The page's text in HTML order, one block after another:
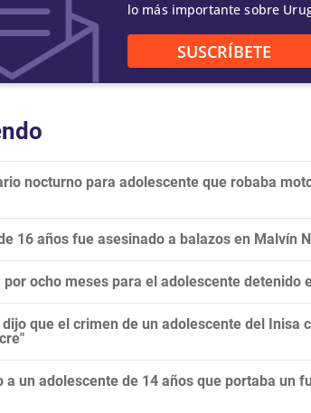
lo más importante sobre
SUSCRÍBETE
nocturno para adolescente que robaba
16 años fue asesinado a balazos en Malvín
ocho meses para el adolescente detenido
que el crimen de un adolescente del Inisa
a un adolescente de 14 años que portaba un